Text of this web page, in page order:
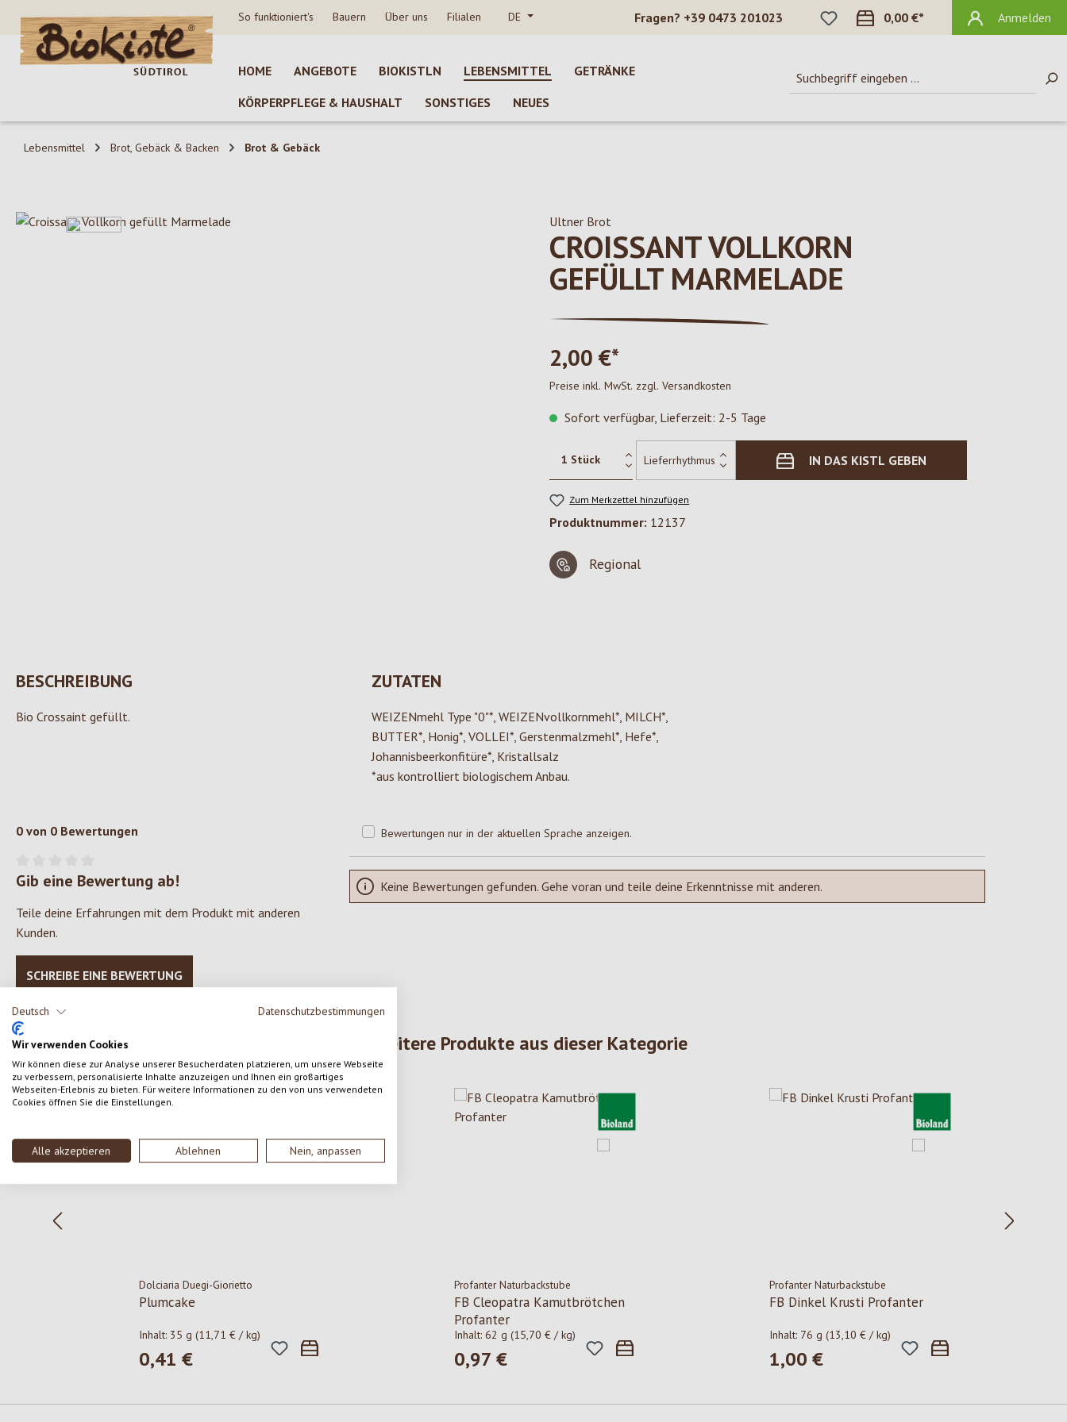
Deutsch Datenschutzbestimmungen
Wir verwenden Cookies
Wir können diese zur Analyse unserer Besucherdaten platzieren, um unsere Webseite
zu verbessern, personalisierte Inhalte anzuzeigen und Ihnen ein großartiges
Webseiten-Erlebnis zu bieten. Für weitere Informationen zu den von uns verwendeten
Cookies öffnen Sie die Einstellungen.
Alle akzeptieren Ablehnen Nein, anpassen
Hauptinhalt springen
Zur Suche springen
Zur Hauptnavigation springen So funktioniert's Bauern Über uns Filialen DE Fragen? +39 0473 201023
DU HAST 0 PRODUKTE AUF DEM
0,00 €* Anmelden
HOME ANGEBOTE BIOKISTLN LEBENSMITTEL
GETRÄNKE
KÖRPERPFLEGE & HAUSHALT
SONSTIGES NEUES
Lebensmittel Brot, Gebäck & Backen Brot & Gebäck
Bildergalerie überspringen Ultner Brot
CROISSANT VOLLKORN
GEFÜLLT MARMELADE
2,00 €*
Preise inkl. MwSt. zzgl. Versandkosten
Sofort verfügbar, Lieferzeit: 2-5 Tage
IN DAS KISTL GEBEN
Zum Merkzettel hinzufügen
Produktnummer: 12137
Regional
BESCHREIBUNG
Bio Crossaint gefüllt.
ZUTATEN
WEIZENmehl Type "0"*, WEIZENvollkornmehl*, MILCH*,
BUTTER*, Honig*, VOLLEI*, Gerstenmalzmehl*, Hefe*,
Johannisbeerkonfitüre*, Kristallsalz
*aus kontrolliert biologischem Anbau.
0 von 0 Bewertungen
Durchschnittliche Bewertung von 0 von 5 Sternen
Gib eine Bewertung ab!
Teile deine Erfahrungen mit dem Produkt mit anderen
Kunden.
SCHREIBE EINE BEWERTUNG
Bewertungen nur in der aktuellen Sprache anzeigen.
Keine Bewertungen gefunden. Gehe voran und teile deine Erkenntnisse mit anderen.
Weitere Produkte aus dieser Kategorie
Produktgalerie überspringen
Dolciaria Duegi-Giorietto
Plumcake
Inhalt: 35 g(11,71 € / kg)
Regulärer Preis:
0,41 €
Profanter Naturbackstube
FB Cleopatra Kamutbrötchen
Profanter
Inhalt: 62 g (15,70 € / kg)
Regulärer Preis:
0,97 €
Profanter Naturbackstube
FB Dinkel Krusti Profanter
Inhalt: 76 g (13,10 € / kg)
Regulärer Preis:
1,00 €